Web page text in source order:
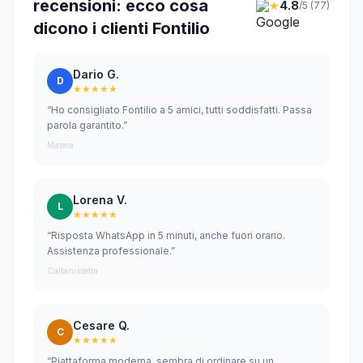
recensioni: ecco cosa
dicono i clienti Fontilio
★4.8/5 (77)
D Dario G.
★★★★★
“Ho consigliato Fontilio a 5 amici, tutti soddisfatti. Passa
parola garantito.”
Matera
L Lorena V.
★★★★★
“Risposta WhatsApp in 5 minuti, anche fuori orario.
Assistenza professionale.”
Caltanissetta
C Cesare Q.
★★★★★